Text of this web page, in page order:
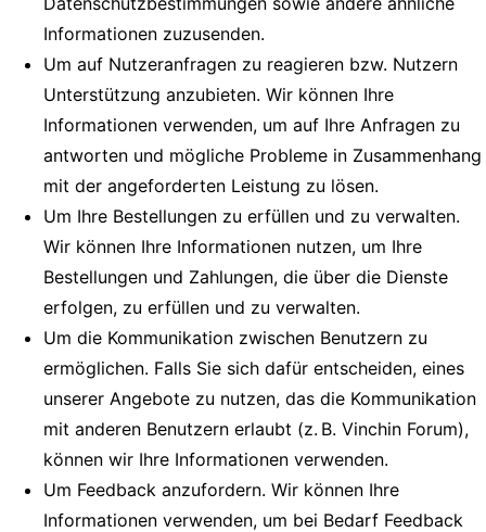
Informationen zuzusenden.
Um auf Nutzeranfragen zu reagieren bzw. Nutzern
Unterstützung anzubieten. Wir können Ihre
Informationen verwenden, um auf Ihre Anfragen zu
antworten und mögliche Probleme in Zusammenhang
mit der angeforderten Leistung zu lösen.
Um Ihre Bestellungen zu erfüllen und zu verwalten.
Wir können Ihre Informationen nutzen, um Ihre
Bestellungen und Zahlungen, die über die Dienste
erfolgen, zu erfüllen und zu verwalten.
Um die Kommunikation zwischen Benutzern zu
ermöglichen. Falls Sie sich dafür entscheiden, eines
unserer Angebote zu nutzen, das die Kommunikation
mit anderen Benutzern erlaubt (z. B. Vinchin Forum),
können wir Ihre Informationen verwenden.
Um Feedback anzufordern. Wir können Ihre
Informationen verwenden, um bei Bedarf Feedback